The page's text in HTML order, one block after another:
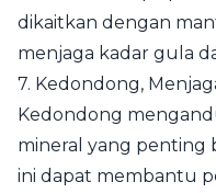
dikaitkan dengan
menjaga kadar gula
7. Kedondong,
Kedondong
mineral yang penting
ini dapat membantu